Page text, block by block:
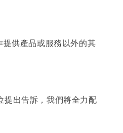
供產品或服務以外的其
提出告訴，我們將全力配